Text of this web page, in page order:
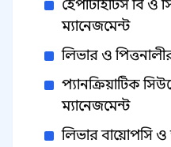
হেপাটাইটিস বি ও
ম্যানেজমেন্ট
লিভার ও
প্যানক্রিয়াটিক
ম্যানেজমেন্ট
লিভার বায়োপসি ও